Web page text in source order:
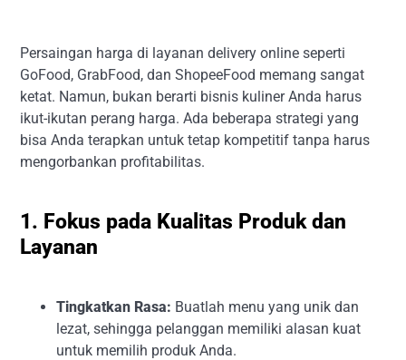
Persaingan harga di layanan delivery online seperti
GoFood, GrabFood, dan ShopeeFood memang sangat
ketat. Namun, bukan berarti bisnis kuliner Anda harus
ikut-ikutan perang harga. Ada beberapa strategi yang
bisa Anda terapkan untuk tetap kompetitif tanpa harus
mengorbankan profitabilitas.
1. Fokus pada Kualitas Produk dan
Layanan
Tingkatkan Rasa: Buatlah menu yang unik dan
lezat, sehingga pelanggan memiliki alasan kuat
untuk memilih produk Anda.